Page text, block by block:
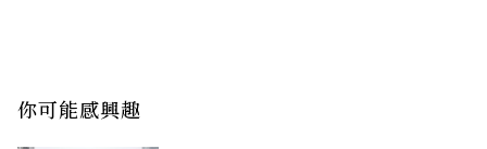
你可能感興趣